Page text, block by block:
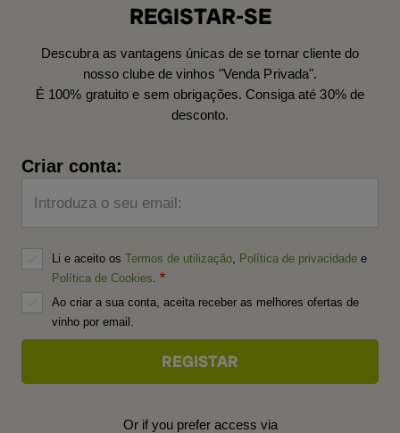
REGISTAR-SE
Descubra as vantagens únicas de se tornar cliente do
nosso clube de vinhos "Venda Privada".
É 100% gratuito e sem obrigações. Consiga até 30% de
desconto.
Criar conta:
Introduza o seu email:
Li e aceito os Termos de utilização Política de privacidade e
Política de Cookies
Ao criar a sua conta, aceita receber as melhores ofertas de
vinho por email.
Or if you prefer access via